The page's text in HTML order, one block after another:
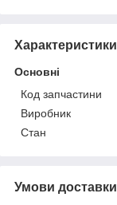
Характеристики
Основні
Код запчастини
Виробник
Стан
Умови доставки